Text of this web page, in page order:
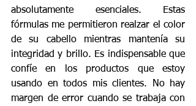
absolutamente esenciales. Estas
fórmulas me permitieron realzar el color
de su cabello mientras mantenía su
integridad y brillo. Es indispensable que
confíe en los productos que estoy
usando en todos mis clientes. No hay
margen de error cuando se trabaja con